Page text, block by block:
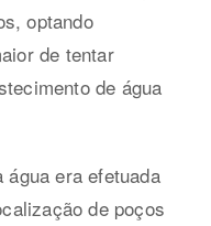
optando
de tentar
de água
era efetuada
de poços